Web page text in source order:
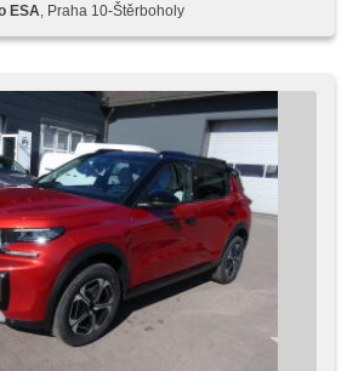
ESA , Praha 10-Štěrboholy